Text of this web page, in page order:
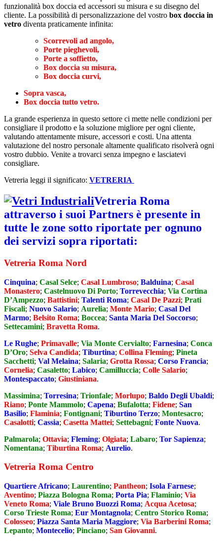
funzionalità box doccia ed accessori su misura e su disegno del
cliente. La possibilità di personalizzazione del vostro box doccia in
vetro diventa praticamente infinita:
Scorrevoli ad angolo,
Porte pieghevoli,
Porte a soffietto,
Box doccia su misura,
Box doccia curvi,
Sopra vasca,
Box doccia tutto vetro.
La grande esperienza in questo settore ci mette nelle condizioni per
consigliare il prodotto e la soluzione migliore per ogni cliente,
valutando attentamente misure, accessori e costi. Una attenta
valutazione del nostro personale altamente qualificato risolverà ogni
vostro dubbio. Venite a trovarci senza impegno e lasciatevi
consigliare.
Vetreria leggi il significato: VETRERIA
Vetreria Roma
attraverso i suoi Partners è presente in
tutte le zone sotto riportate per ognuno
dei servizi sopra riportati:
Vetreria Roma Nord
Cinquina; Casal Selce; Casal Lumbroso; Balduina; Casal
Monastero; Castelnuovo Di Porto; Torrevecchia; Via Cortina
D’Ampezzo; Battistini; Talenti Roma; Casal De Pazzi; Prati
Fiscali; Nuovo Salario; Aurelia; Monte Mario; Casal Del
Marmo; Belsito Roma; Boccea; Santa Maria Del Soccorso;
Settecamini; Bravetta Roma.
Le Rughe; Primavalle; Via Monte Cervialto; Farnesina; Conca
D’Oro; Selva Candida; Tiburtina; Collina Fleming; Pineta
Sacchetti; Val Melaina; Salaria; Grotta Rossa; Corso Francia;
Cornelia; Casaletto; Labico; Camilluccia; Colle Salario;
Montespaccato; Giustiniana.
Massimina; Torresina; Trionfale; Morlupo; Baldo Degli Ubaldi;
Riano; Ponte Mammolo; Capena; Bufalotta; Fidene; San
Basilio; Flaminia; Fontignani; Tiburtino Terzo; Montesacro;
Casalotti; Cassia; Casetta Mattei; Settebagni; Fonte Nuova.
Palmarola; Ottavia; Fleming; Olgiata; Labaro; Tor Sapienza;
Nomentana; Tiburtina Roma; Aurelio.
Vetreria Roma Centro
Quartiere Africano; Laurentino; Pantheon; Isola Farnese;
Aventino; Piazza Bologna Roma; Porta Pia; Flaminio; Via
Veneto Roma; Viale Bruno Buozzi Roma; Acqua Acetosa;
Corso Trieste Roma; Eur Montagnola; Centro Storico Roma;
Colosseo; Piazza Santa Maria Maggiore; Via Barberini Roma;
Lepanto; Montecelio; Pinciano; San Giovanni.